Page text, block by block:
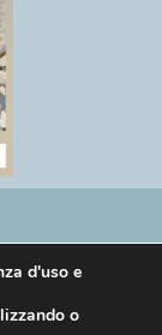
d'uso e
o